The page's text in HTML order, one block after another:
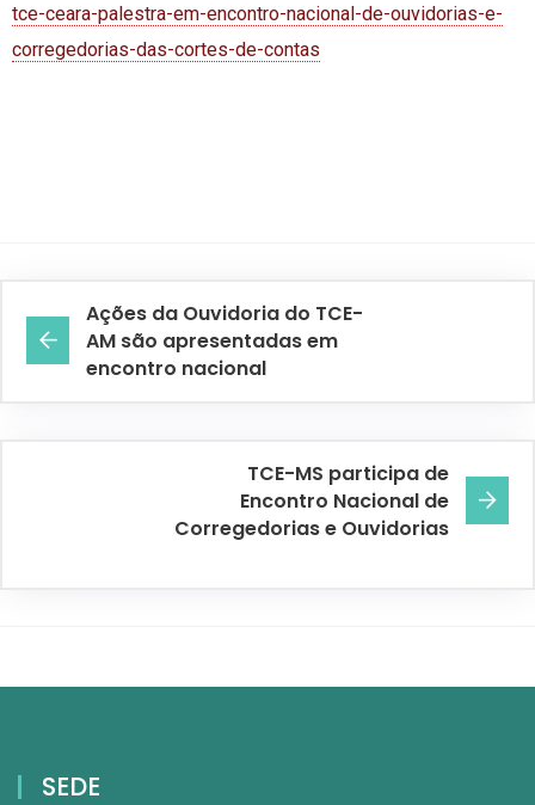
tce-ceara-palestra-em-encontro-nacional-de-ouvidorias-e-
corregedorias-das-cortes-de-contas
Ações da Ouvidoria do TCE-
AM são apresentadas em
encontro nacional
TCE-MS participa de
Encontro Nacional de
Corregedorias e Ouvidorias
SEDE